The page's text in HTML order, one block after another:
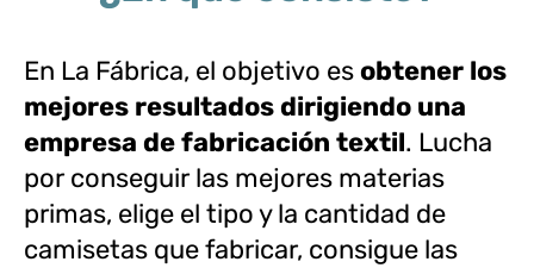
En La Fábrica, el objetivo esobtener los
mejores resultados dirigiendo una
empresa de fabricación textil. Lucha
por conseguir las mejores materias
primas, elige el tipo y la cantidad de
camisetas que fabricar, consigue las